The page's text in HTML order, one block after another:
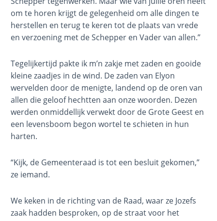
- Book 1
Dr. Luke:
Breaches
- Book 2
Dr. Luke:
Healing
the
Breaches
Dr. Luke:
Healing
Breaches
- Book 4
om te horen krijgt de gelegenheid om alle dingen te
herstellen en terug te keren tot de plaats van vrede
en verzoening met de Schepper en Vader van allen.”
Tegelijkertijd pakte ik m’n zakje met zaden en gooide
kleine zaadjes in de wind. De zaden van Elyon
wervelden door de menigte, landend op de oren van
allen die geloof hechtten aan onze woorden. Dezen
werden onmiddellijk verwekt door de Grote Geest en
een levensboom begon wortel te schieten in hun
harten.
“Kijk, de Gemeenteraad is tot een besluit gekomen,”
ze iemand.
We keken in de richting van de Raad, waar ze Jozefs
zaak hadden besproken, op de straat voor het